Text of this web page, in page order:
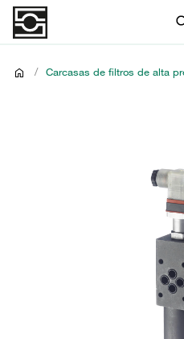
/ Carcasas de filtros de alta